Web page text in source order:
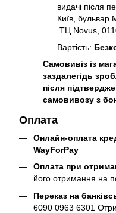
видачі після
Київ, бульвар
ТЦ Novus,
Вартість:
Самовивіз із
заздалегідь
після
самовивозу з
Оплата
Онлайн-оплата
WayForPay
Оплата при
його отримання на
Переказ на
6090 0963 6301